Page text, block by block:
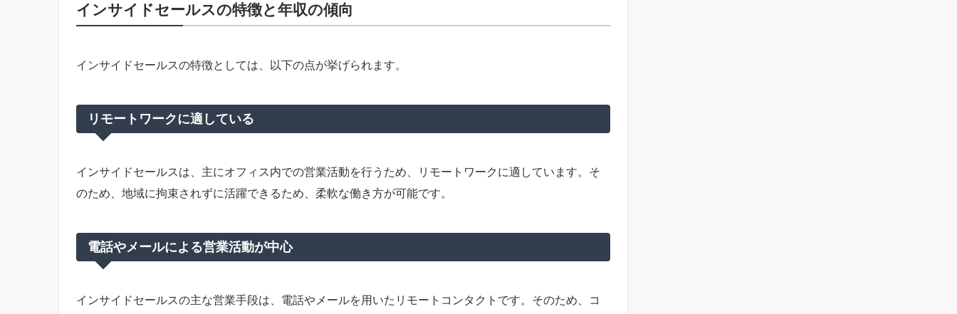
インサイドセールスの特徴と年収の傾向
インサイドセールスの特徴としては、以下の点が挙げられます。
リモートワークに適している
インサイドセールスは、主にオフィス内での営業活動を行うため、リモートワークに適しています。そ
のため、地域に拘束されずに活躍できるため、柔軟な働き方が可能です。
電話やメールによる営業活動が中心
インサイドセールスの主な営業手段は、電話やメールを用いたリモートコンタクトです。そのため、コ